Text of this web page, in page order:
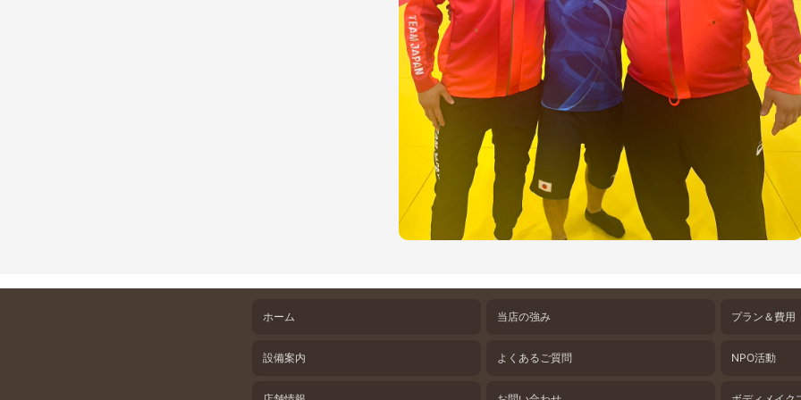
ホーム 当店の強み プラン＆費用
設備案内 よくあるご質問 NPO活動